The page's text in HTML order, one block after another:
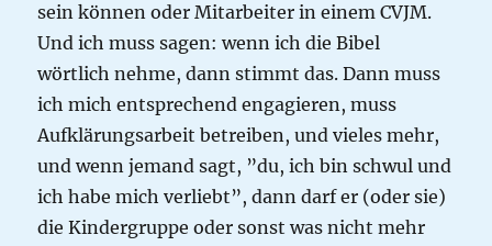
sein können oder Mitarbeiter in einem CVJM.
Und ich muss sagen: wenn ich die Bibel
wörtlich nehme, dann stimmt das. Dann muss
ich mich entsprechend engagieren, muss
Aufklärungsarbeit betreiben, und vieles mehr,
und wenn jemand sagt, ”du, ich bin schwul und
ich habe mich verliebt”, dann darf er (oder sie)
die Kindergruppe oder sonst was nicht mehr